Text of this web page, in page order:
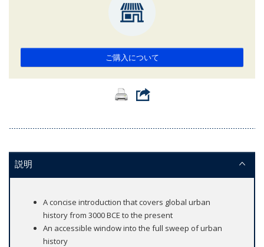
ご購入について
説明
A concise introduction that covers global urban
history from 3000 BCE to the present
An accessible window into the full sweep of urban
history